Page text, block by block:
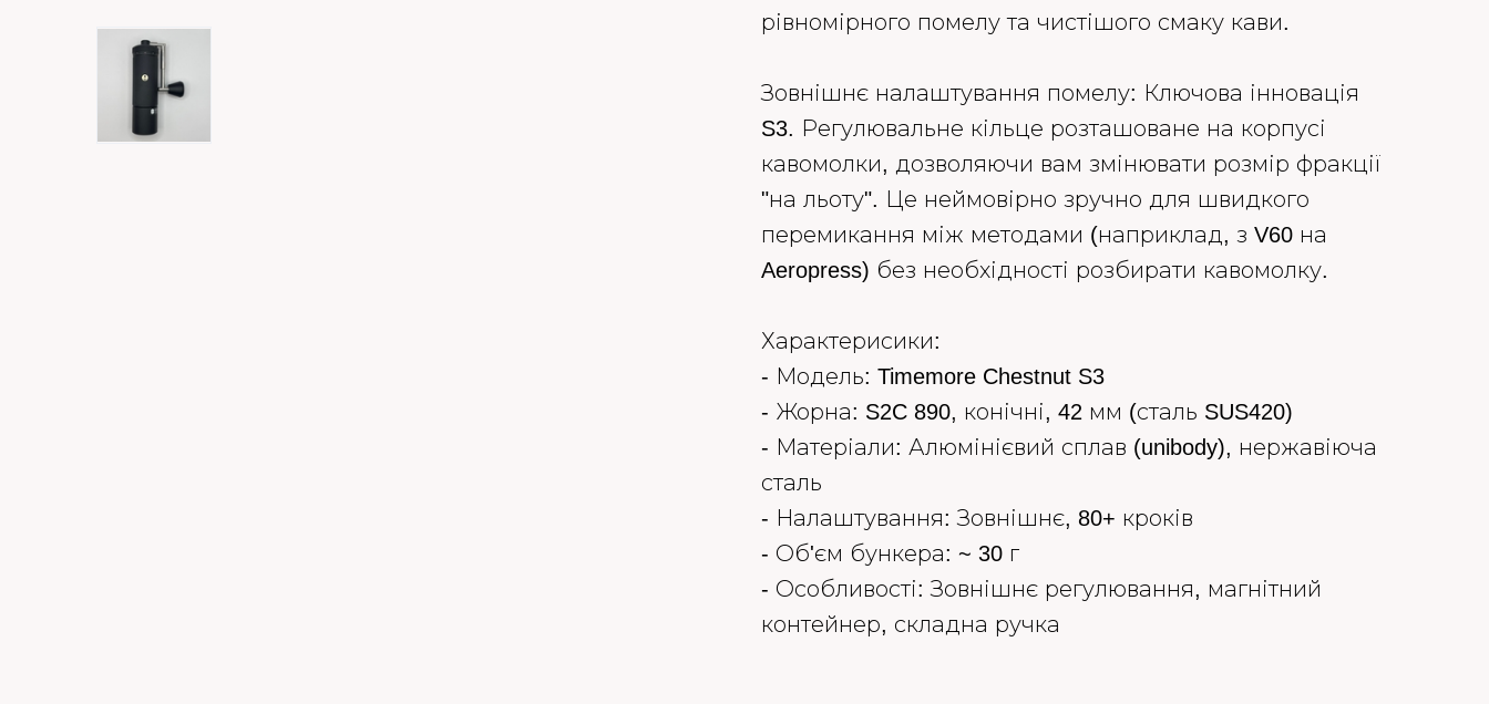
рівномірного помелу та чистішого смаку кави.
Зовнішнє налаштування помелу: Ключова інновація
S3. Регулювальне кільце розташоване на корпусі
кавомолки, дозволяючи вам змінювати розмір фракції
"на льоту". Це неймовірно зручно для швидкого
перемикання між методами (наприклад, з V60 на
Aeropress) без необхідності розбирати кавомолку.
Характерисики:
- Модель: Timemore Chestnut S3
- Жорна: S2C 890, конічні, 42 мм (сталь SUS420)
- Матеріали: Алюмінієвий сплав (unibody), нержавіюча
сталь
- Налаштування: Зовнішнє, 80+ кроків
- Об'єм бункера: ~ 30 г
- Особливості: Зовнішнє регулювання, магнітний
контейнер, складна ручка